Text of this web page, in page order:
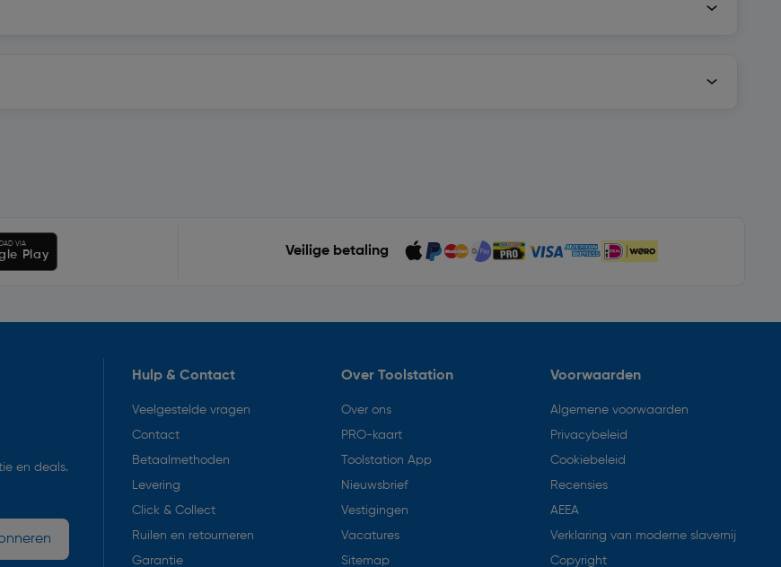
VIA
Play Veilige betaling
en deals.
Hulp & Contact
Veelgestelde vragen
Contact
Betaalmethoden
Levering
Click & Collect
Ruilen en retourneren
Garantie
Over Toolstation
Over ons
PRO-kaart
Toolstation App
Nieuwsbrief
Vestigingen
Vacatures
Sitemap
Voorwaarden
Algemene voorwaarden
Privacybeleid
Cookiebeleid
Recensies
AEEA
Verklaring van moderne slavernij
Copyright